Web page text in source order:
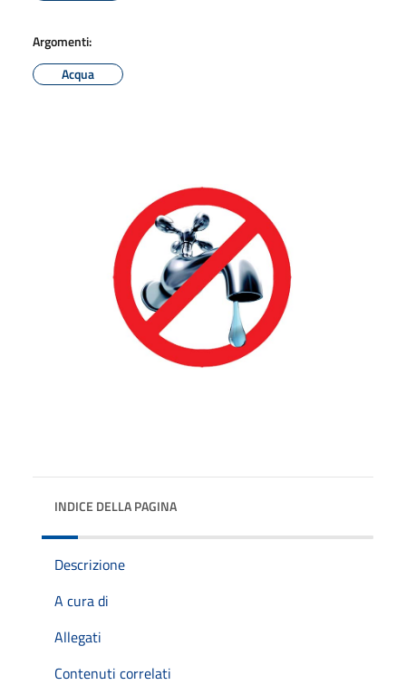
Argomenti:
Acqua
INDICE DELLA PAGINA
Descrizione
A cura di
Allegati
Contenuti correlati